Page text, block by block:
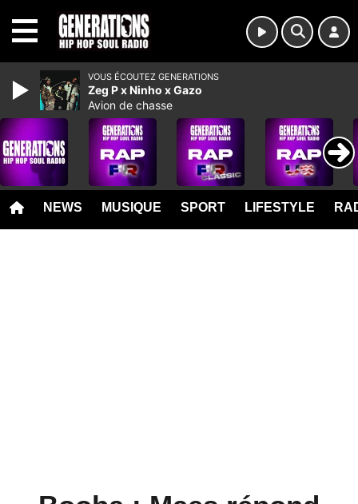
NEWS MUSIQUE SPORT LIFESTYLE
VOUS ÉCOUTEZ GENERATIONS
Zeg P x Ninho x Gazo
Avion de chasse